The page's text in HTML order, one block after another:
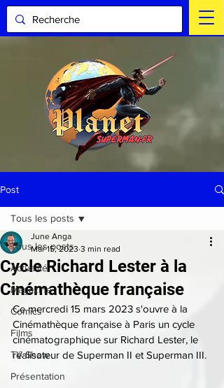
Post
Tous les posts
Actualité
Magazine
Comics
Films
TV Show
Présentation
Tous les posts
Cycle Richard Lester à la
Cinémathèque française
June Anga
Mar 15, 2023 3 min read
Ce mercredi 15 mars 2023 s'ouvre à la
Cinémathèque française à Paris un cycle
cinématographique sur Richard Lester, le
réalisateur de Superman II et Superman III.